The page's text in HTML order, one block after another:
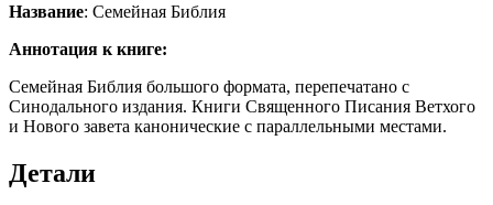
Название: Семейная Библия
Аннотация к книге:
Семейная Библия большого формата, перепечатано с
Синодального издания. Книги Священного Писания Ветхого
и Нового завета канонические с параллельными местами.
Детали